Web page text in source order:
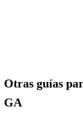
Otras guías
GA